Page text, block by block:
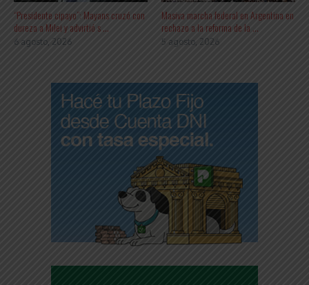
“Presidente cipayo”: Mayans cruzó con
dureza a Milei y advirtió s ...
6 agosto, 2026
Masiva marcha federal en Argentina en
rechazo a la reforma de la ...
5 agosto, 2026